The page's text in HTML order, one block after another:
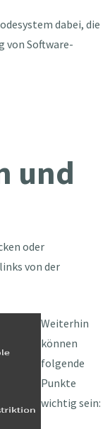
dabei, die
von Software-
und
oder
von der
Weiterhin
können
folgende
Punkte
wichtig sein: